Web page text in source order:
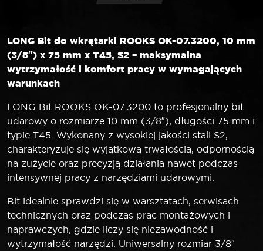
mm
S2
LONG Bit do wkrętarki ROOKS OK-07.3200, 10 mm
(3/8″) x 75 mm x T45, S2 – maksymalna
wytrzymałość i komfort pracy w wymagających
warunkach
LONG Bit ROOKS OK-07.3200 to profesjonalny bit
udarowy o rozmiarze 10 mm (3/8″), długości 75 mm i
typie T45. Wykonany z wysokiej jakości stali S2,
charakteryzuje się wyjątkową trwałością, odpornością
na zużycie oraz precyzją działania nawet podczas
intensywnej pracy z narzędziami udarowymi.
Bit idealnie sprawdzi się w warsztatach, serwisach
technicznych oraz podczas prac montażowych i
naprawczych, gdzie liczy się niezawodność i
wytrzymałość narzędzi. Uniwersalny rozmiar 3/8″